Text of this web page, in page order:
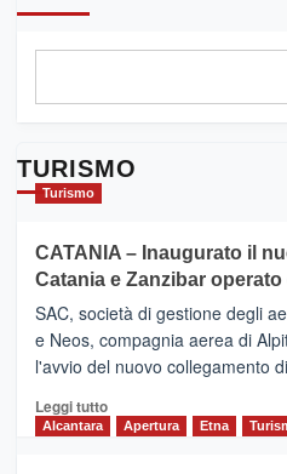
TURISMO
Turismo
CATANIA – Inaugurato il
Catania e Zanzibar operato
SAC, società di gestione degli
e Neos, compagnia aerea di
l'avvio del nuovo collegamento
Leggi tuttoLeggi
Alcantara Apertura Etna